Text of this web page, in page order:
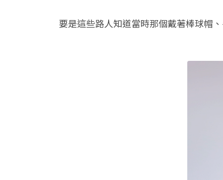
要是這些路人知道當時那個戴著棒球帽